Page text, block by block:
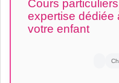
Cours
expertise dédiée
votre enfant